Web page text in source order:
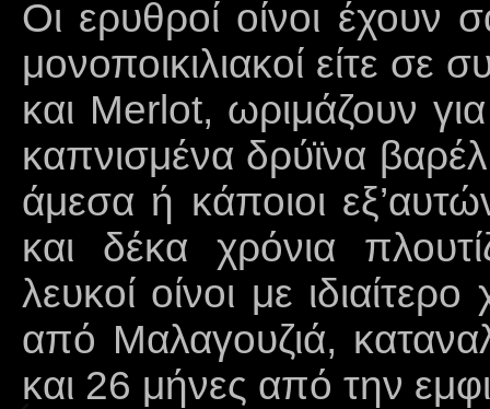
Οι ερυθροί οίνοι έχουν
μονοποικιλιακοί είτε σε
και Merlot, ωριμάζουν
καπνισμένα δρύϊνα
άμεσα ή κάποιοι
και δέκα χρόνια
λευκοί οίνοι με
από Μαλαγουζιά,
και 26 μήνες από την